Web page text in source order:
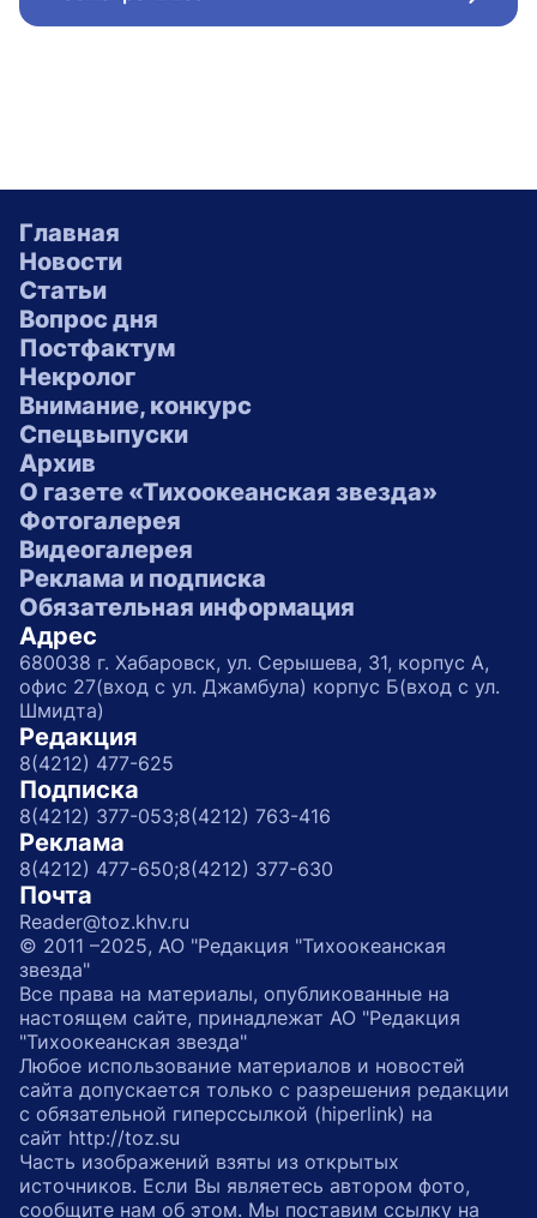
Главная
Новости
Статьи
Вопрос дня
Постфактум
Некролог
Внимание, конкурс
Спецвыпуски
Архив
О газете «Тихоокеанская звезда»
Фотогалерея
Видеогалерея
Реклама и подписка
Обязательная информация
Адрес
680038 г. Хабаровск, ул. Серышева, 31, корпус А,
офис 27(вход с ул. Джамбула) корпус Б(вход с ул.
Шмидта)
Редакция
8(4212) 477-625
Подписка
8(4212) 377-053;8(4212) 763-416
Реклама
8(4212) 477-650;8(4212) 377-630
Почта
Reader@toz.khv.ru
© 2011 –2025, АО "Редакция "Тихоокеанская
звезда"
Все права на материалы, опубликованные на
настоящем сайте, принадлежат АО "Редакция
"Тихоокеанская звезда"
Любое использование материалов и новостей
сайта допускается только с разрешения редакции
с обязательной гиперссылкой (hiperlink) на
сайт http://toz.su
Часть изображений взяты из открытых
источников. Если Вы являетесь автором фото,
сообщите нам об этом. Мы поставим ссылку на